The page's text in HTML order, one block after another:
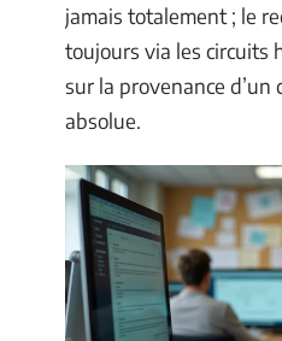
jamais totalement ; le
toujours via les circuits
sur la provenance d’un
absolue.